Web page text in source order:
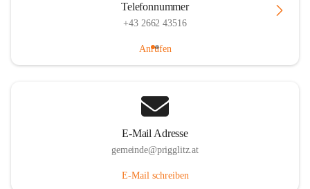
Telefonnummer
+43 2662 43516
Anrufen
E-Mail Adresse
gemeinde@prigglitz.at
E-Mail schreiben